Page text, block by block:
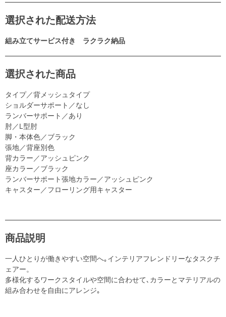
選択された配送方法
組み立てサービス付き ラクラク納品
選択された商品
タイプ／背メッシュタイプ
ショルダーサポート／なし
ランバーサポート／あり
肘／L型肘
脚・本体色／ブラック
張地／背座別色
背カラー／アッシュピンク
座カラー／ブラック
ランバーサポート張地カラー／アッシュピンク
キャスター／フローリング用キャスター
商品説明
一人ひとりが働きやすい空間へ｡インテリアフレンドリーなタスクチ
ェアー。
多様化するワークスタイルや空間に合わせて､カラーとマテリアルの
組み合わせを自由にアレンジ｡